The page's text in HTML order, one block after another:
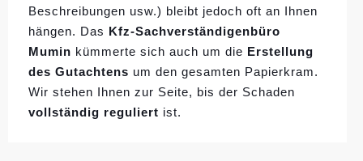
Beschreibungen usw.) bleibt jedoch oft an Ihnen
hängen. Das Kfz-Sachverständigenbüro
Mumin kümmerte sich auch um die Erstellung
des Gutachtens um den gesamten Papierkram.
Wir stehen Ihnen zur Seite, bis der Schaden
vollständig reguliert ist.